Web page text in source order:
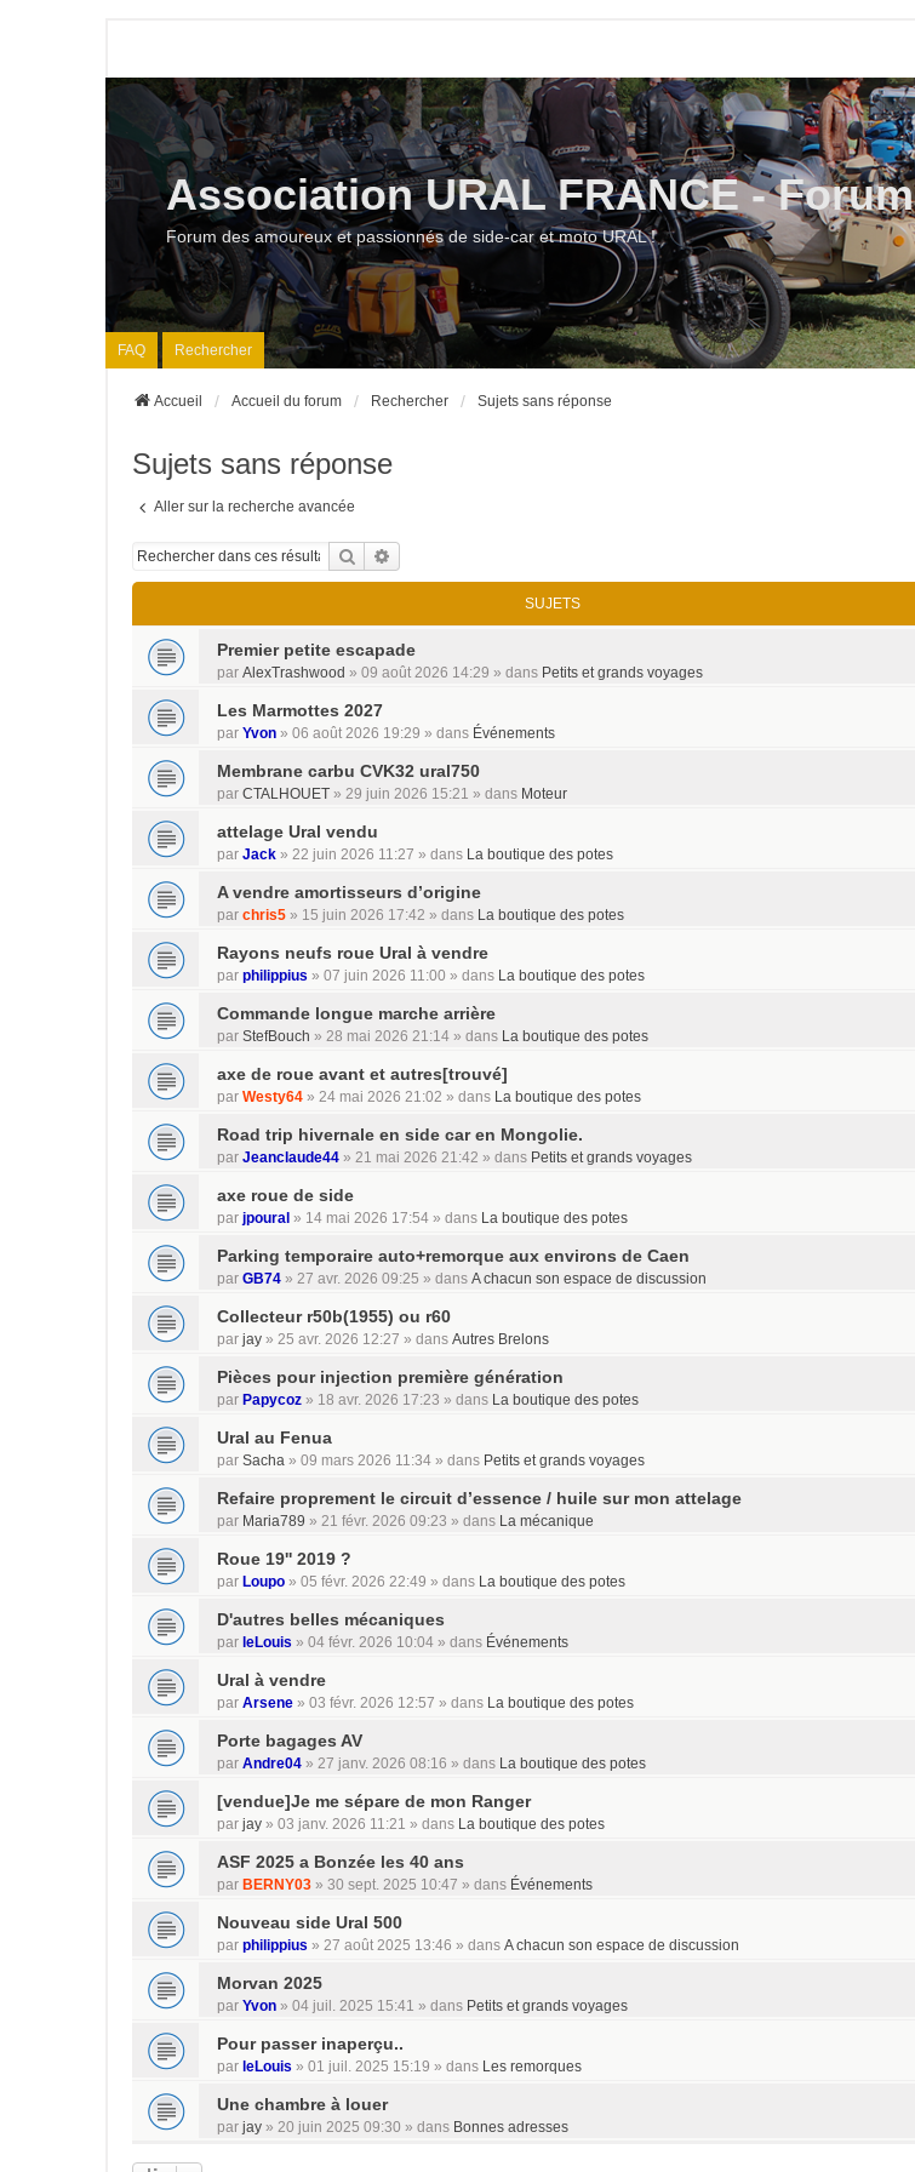
FAQ Rechercher
Association URAL FRANCE - Forum
Forum des amoureux et passionnés de side-car et moto URAL !
Accueil Accueil du forum Rechercher Sujets sans réponse
Sujets sans réponse
Aller sur la recherche avancée
Rechercher
SUJETS
Premier petite escapade
par AlexTrashwood » 09 août 2026 14:29 » dans Petits et grands voyages
Les Marmottes 2027
par Yvon » 06 août 2026 19:29 » dans Événements
Membrane carbu CVK32 ural750
par CTALHOUET » 29 juin 2026 15:21 » dans Moteur
attelage Ural vendu
par Jack » 22 juin 2026 11:27 » dans La boutique des potes
A vendre amortisseurs d’origine
par chris5 » 15 juin 2026 17:42 » dans La boutique des potes
Rayons neufs roue Ural à vendre
par philippius » 07 juin 2026 11:00 » dans La boutique des potes
Commande longue marche arrière
par StefBouch » 28 mai 2026 21:14 » dans La boutique des potes
axe de roue avant et autres[trouvé]
par Westy64 » 24 mai 2026 21:02 » dans La boutique des potes
Road trip hivernale en side car en Mongolie.
par Jeanclaude44 » 21 mai 2026 21:42 » dans Petits et grands voyages
axe roue de side
par jpoural » 14 mai 2026 17:54 » dans La boutique des potes
Parking temporaire auto+remorque aux environs de Caen
par GB74 » 27 avr. 2026 09:25 » dans A chacun son espace de discussion
Collecteur r50b(1955) ou r60
par jay » 25 avr. 2026 12:27 » dans Autres Brelons
Pièces pour injection première génération
par Papycoz » 18 avr. 2026 17:23 » dans La boutique des potes
Ural au Fenua
par Sacha » 09 mars 2026 11:34 » dans Petits et grands voyages
Refaire proprement le circuit d’essence / huile sur mon attelage
par Maria789 » 21 févr. 2026 09:23 » dans La mécanique
Roue 19'' 2019 ?
par Loupo » 05 févr. 2026 22:49 » dans La boutique des potes
D'autres belles mécaniques
par leLouis » 04 févr. 2026 10:04 » dans Événements
Ural à vendre
par Arsene » 03 févr. 2026 12:57 » dans La boutique des potes
Porte bagages AV
par Andre04 » 27 janv. 2026 08:16 » dans La boutique des potes
[vendue]Je me sépare de mon Ranger
par jay » 03 janv. 2026 11:21 » dans La boutique des potes
ASF 2025 a Bonzée les 40 ans
par BERNY03 » 30 sept. 2025 10:47 » dans Événements
Nouveau side Ural 500
par philippius » 27 août 2025 13:46 » dans A chacun son espace de discussion
Morvan 2025
par Yvon » 04 juil. 2025 15:41 » dans Petits et grands voyages
Pour passer inaperçu..
par leLouis » 01 juil. 2025 15:19 » dans Les remorques
Une chambre à louer
par jay » 20 juin 2025 09:30 » dans Bonnes adresses